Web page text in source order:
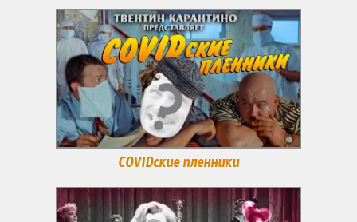
COVIDские пленники